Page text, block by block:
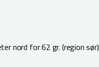
nord for 62 gr. (region sør)